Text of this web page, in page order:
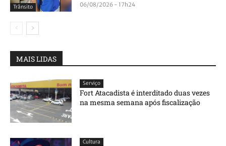
Trânsito 06/08/2026 - 17h24
MAIS LIDAS
Serviço
Fort Atacadista é interditado duas vezes
na mesma semana após fiscalização
Cultura